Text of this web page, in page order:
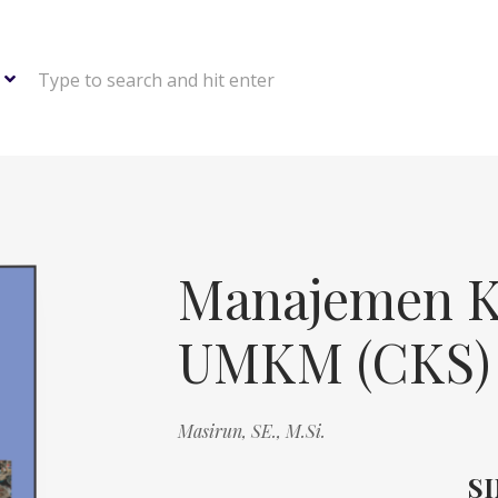
Type to search and hit enter
Manajemen
UMKM (CKS)
Masirun, SE., M.Si.